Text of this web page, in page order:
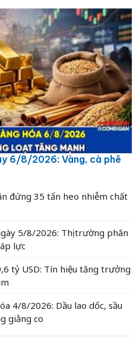
6/8/2026: Vàng, cà phê
đứng 35 tấn heo nhiễm chất
5/8/2026: Thị trường phân
lực
tỷ USD: Tín hiệu tăng trưởng
4/8/2026: Dầu lao dốc, sầu
giằng co